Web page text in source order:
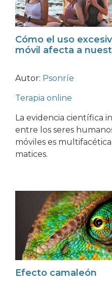
Cómo el uso
móvil afecta a
Autor: Psonríe
Terapia online
La evidencia científica
entre los seres
móviles es
matices.
Efecto camaleón